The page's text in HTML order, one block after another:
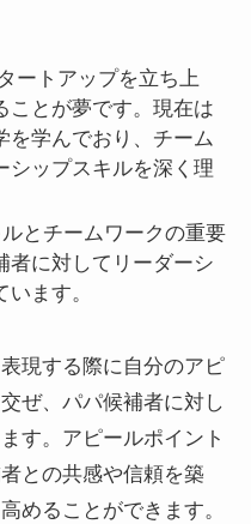
ートアップを立ち上
ことが夢です。現在は
を学んでおり、チーム
シップスキルを深く理
とチームワークの重要
者に対してリーダーシ
ます。
現する際に自分のアピ
ぜ、パパ候補者に対し
す。アピールポイント
との共感や信頼を築
めることができます。